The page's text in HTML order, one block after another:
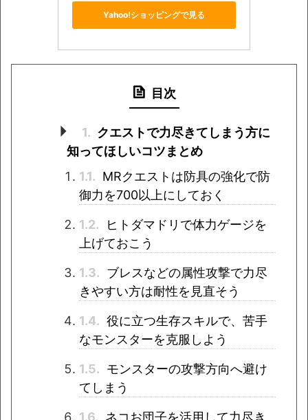
Yahoo!ショッピングで見る
目次
1. クエストで力尽きてしまう方に
知ってほしいコツまとめ
1.1. MRクエストは防具の強化で防
御力を700以上にしておく
1.2.
ヒトダマドリで体力ゲージを
上げておこう
1.3. ブレスなどの属性攻撃で力尽
きやすい方は耐性を見直そう
1.4. 役に立つ生存スキルで、苦手
なモンスターを克服しよう
1.5. モンスターの攻撃方向へ避け
てしまう
1.6. ネコお団子を活用して力尽き